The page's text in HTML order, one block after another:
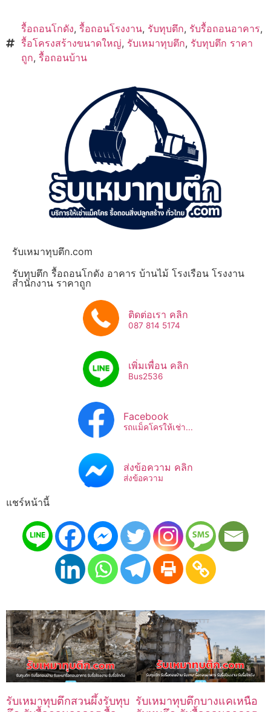
รื้อถอนโกดัง, รื้อถอนโรงงาน, รับทุบตึก, รับรื้อถอนอาคาร,
รื้อโครงสร้างขนาดใหญ่, รับเหมาทุบตึก, รับทุบตึก ราคา
ถูก, รื้อถอนบ้าน
รับเหมาทุบตึก.com
รับทุบตึก รื้อถอนโกดัง อาคาร บ้านไม้ โรงเรือน โรงงาน
สำนักงาน ราคาถูก
ติดต่อเรา คลิก
087 814 5174
เพิ่มเพื่อน คลิก
Bus2536​
Facebook
รถแม็คโครให้เช่า...
ส่งข้อความ คลิก
ส่งข้อความ
แชร์หน้านี้
รับเหมาทุบตึกสวนผึ้งรับทุบ รับเหมาทุบตึกบางแคเหนือ